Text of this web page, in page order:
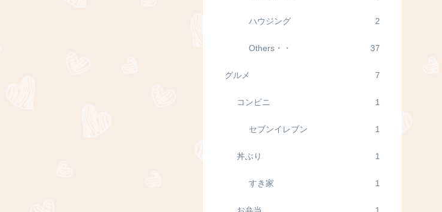
ハウジング 2
Others・・ 37
グルメ 7
コンビニ 1
セブンイレブン 1
丼ぶり 1
すき家 1
お弁当 1